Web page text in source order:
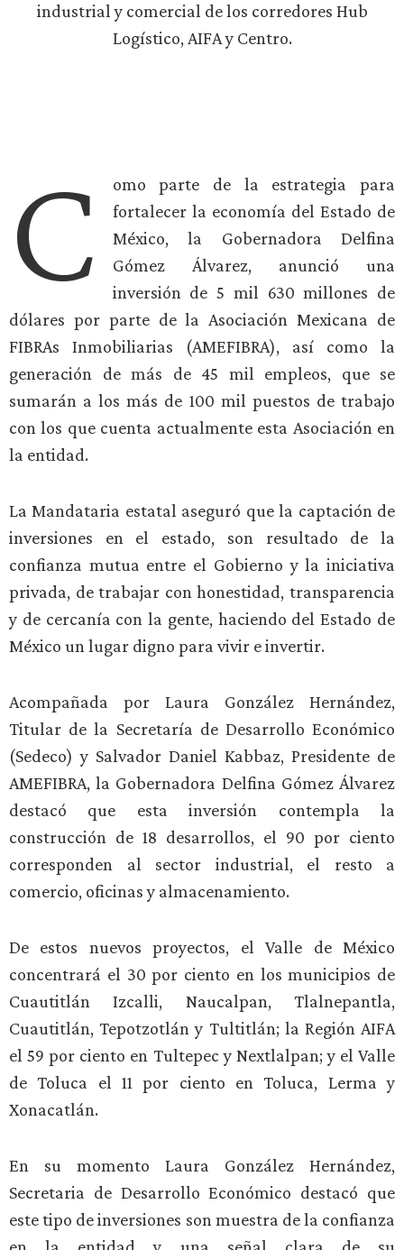
industrial y comercial de los corredores Hub
Logístico, AIFA y Centro.
C
omo parte de la estrategia para
fortalecer la economía del Estado de
México, la Gobernadora Delfina
Gómez Álvarez, anunció una
inversión de 5 mil 630 millones de
dólares por parte de la Asociación Mexicana de
FIBRAs Inmobiliarias (AMEFIBRA), así como la
generación de más de 45 mil empleos, que se
sumarán a los más de 100 mil puestos de trabajo
con los que cuenta actualmente esta Asociación en
la entidad.
La Mandataria estatal aseguró que la captación de
inversiones en el estado, son resultado de la
confianza mutua entre el Gobierno y la iniciativa
privada, de trabajar con honestidad, transparencia
y de cercanía con la gente, haciendo del Estado de
México un lugar digno para vivir e invertir.
Acompañada por Laura González Hernández,
Titular de la Secretaría de Desarrollo Económico
(Sedeco) y Salvador Daniel Kabbaz, Presidente de
AMEFIBRA, la Gobernadora Delfina Gómez Álvarez
destacó que esta inversión contempla la
construcción de 18 desarrollos, el 90 por ciento
corresponden al sector industrial, el resto a
comercio, oficinas y almacenamiento.
De estos nuevos proyectos, el Valle de México
concentrará el 30 por ciento en los municipios de
Cuautitlán Izcalli, Naucalpan, Tlalnepantla,
Cuautitlán, Tepotzotlán y Tultitlán; la Región AIFA
el 59 por ciento en Tultepec y Nextlalpan; y el Valle
de Toluca el 11 por ciento en Toluca, Lerma y
Xonacatlán.
En su momento Laura González Hernández,
Secretaria de Desarrollo Económico destacó que
este tipo de inversiones son muestra de la confianza